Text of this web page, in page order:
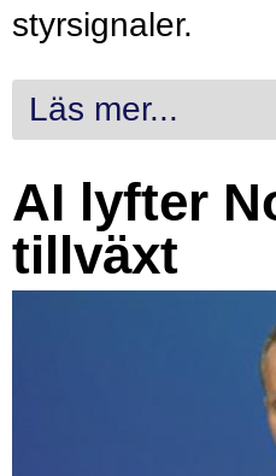
styrsignaler.
Läs mer...
AI lyfter
tillväxt